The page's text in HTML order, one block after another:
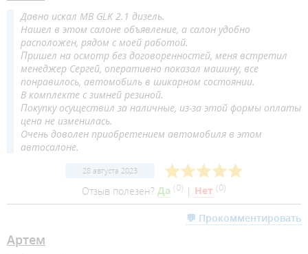
Давно искал MB GLK 2.1 дизель.
Нашел в этом салоне объявление, а салон удобно
расположен, рядом с моей работой.
Пришел на осмотр без договоренностей, меня встретил
менеджер Сергей, оперативно показал машину, все
понравилось, автомобиль в шикарном состоянии.
В комплекте с зимней резиной.
Покупку осуществил за наличные, из-за этой формы оплаты
цена не изменилась.
Очень доволен приобретением автомобиля в этом
автосалоне.
28 августа 2023
Отзыв полезен? Да (0) | Нет (0)
💬 Прокомментировать
Артем